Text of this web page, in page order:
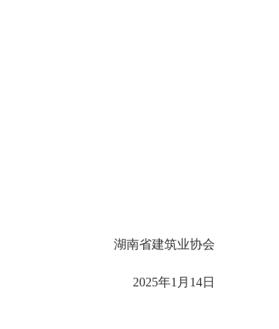
湖南省建筑业协会
2025年1月14日